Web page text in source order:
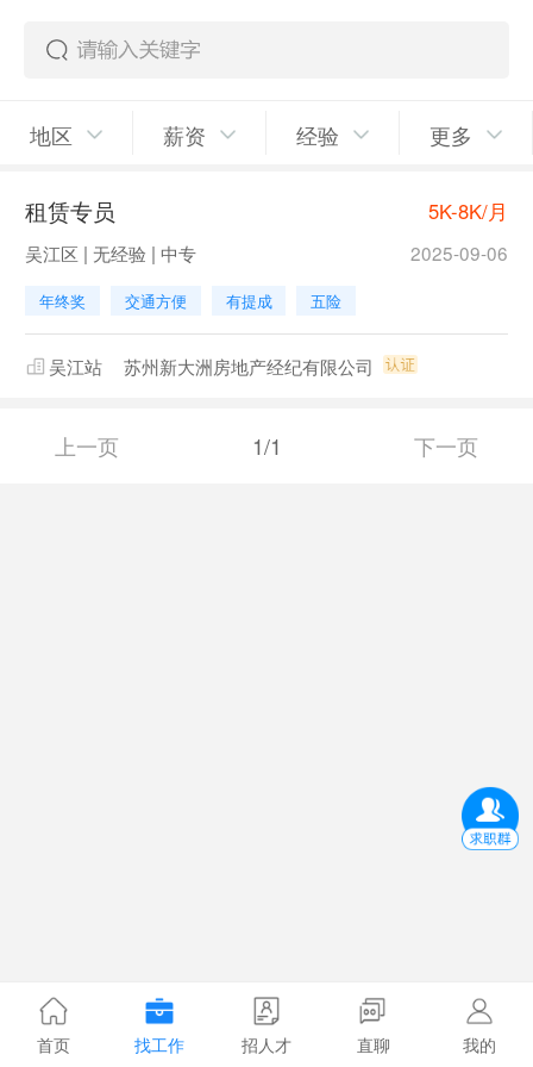
地区 薪资 经验 更多
租赁专员 5K-8K/月
吴江区 | 无经验 | 中专 2025-09-06
年终奖 交通方便 有提成 五险
吴江站 苏州新大洲房地产经纪有限公司
上一页 1/1 下一页
首页 找工作 招人才 直聊 我的